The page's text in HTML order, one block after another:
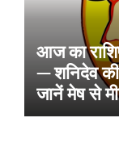
आज का
— शनिदेव
जानें मेष से